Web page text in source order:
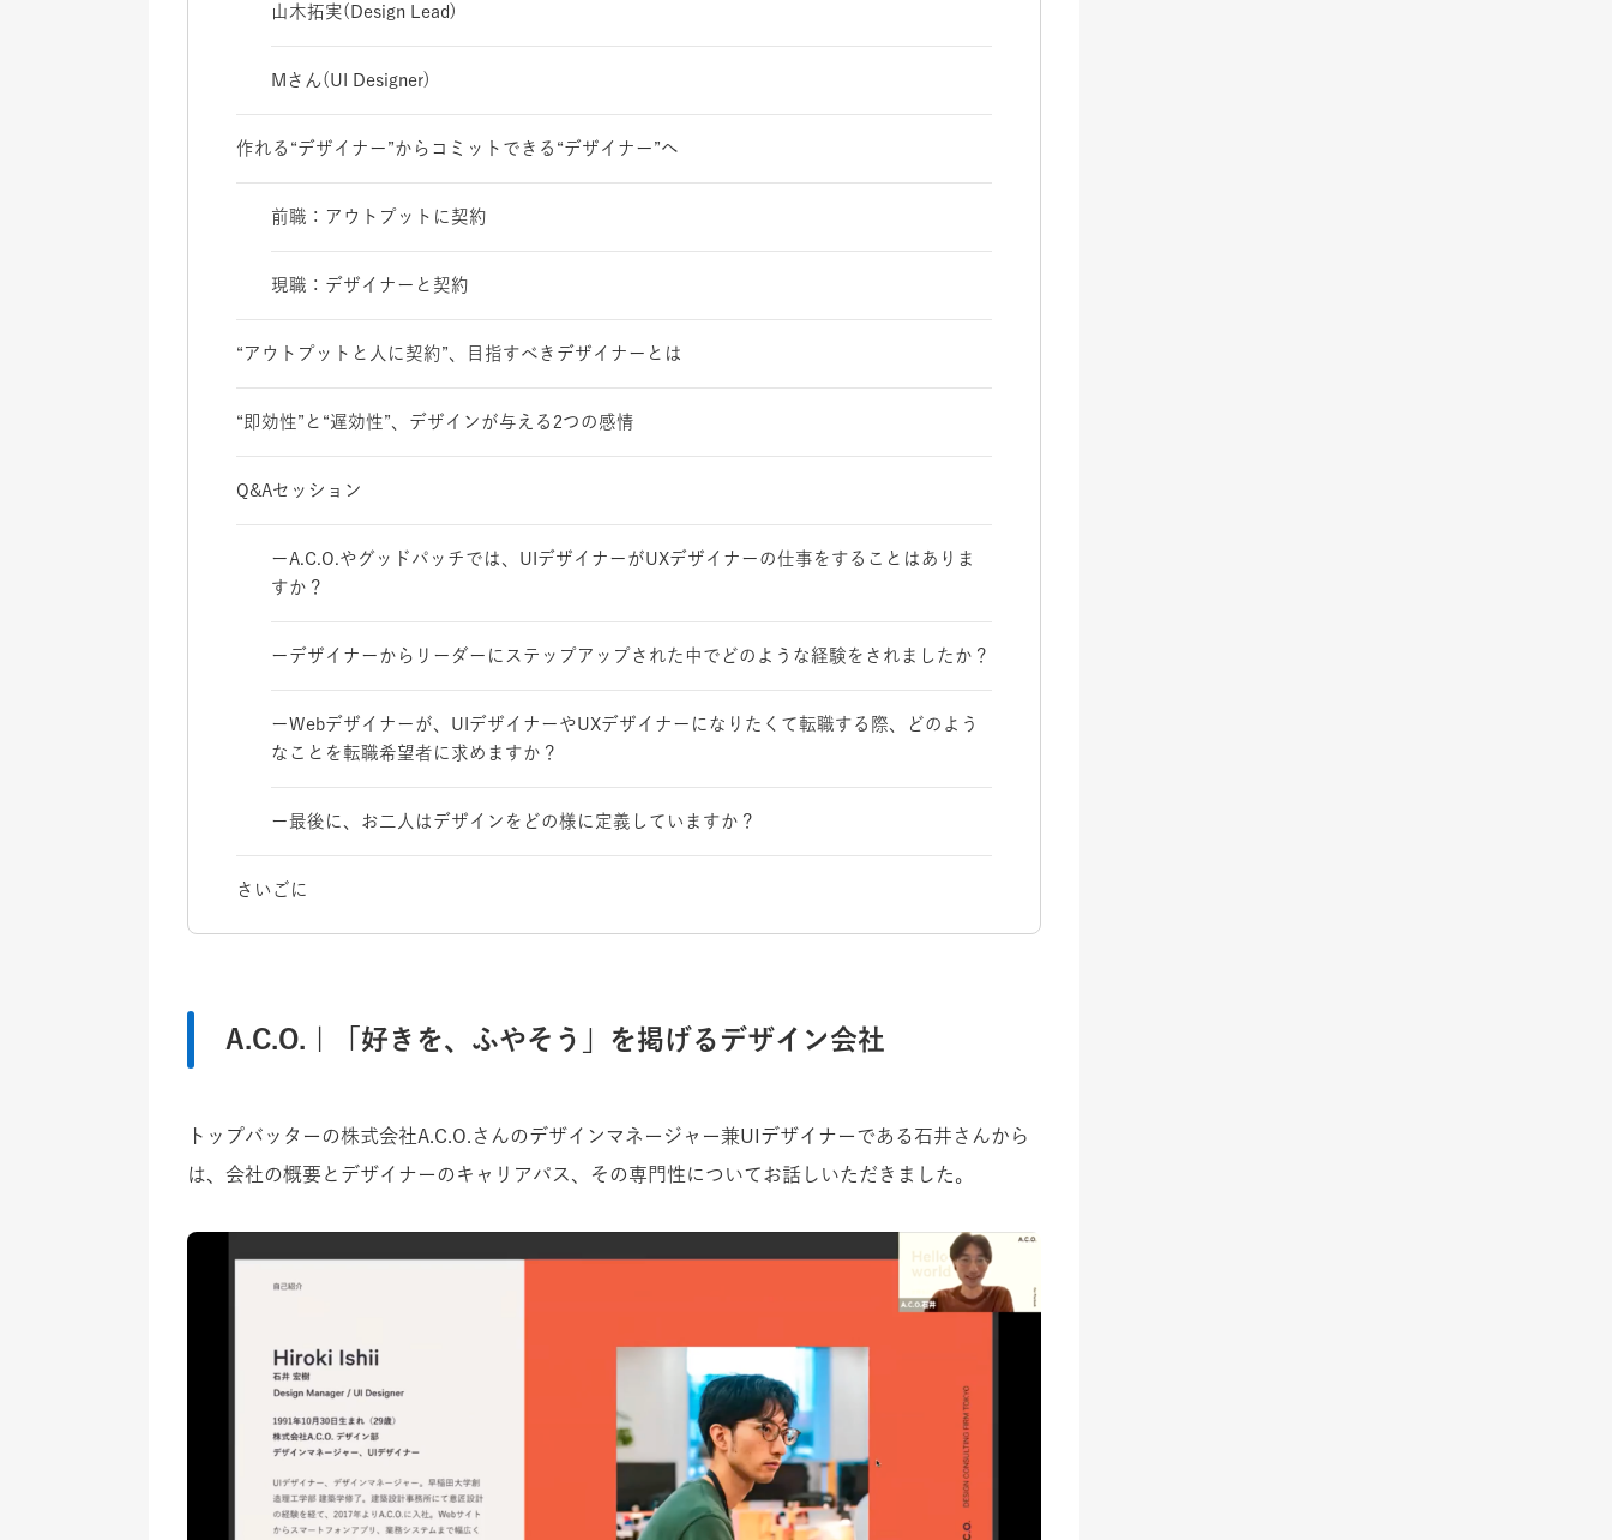
山木拓実(Design Lead)
Mさん(UI Designer)
作れる“デザイナー”からコミットできる“デザイナー”へ
前職：アウトプットに契約
現職：デザイナーと契約
“アウトプットと人に契約”、目指すべきデザイナーとは
“即効性”と“遅効性”、デザインが与える2つの感情
Q&Aセッション
ーA.C.O.やグッドパッチでは、UIデザイナーがUXデザイナーの仕事をすることはありま
すか？
ーデザイナーからリーダーにステップアップされた中でどのような経験をされましたか？
ーWebデザイナーが、UIデザイナーやUXデザイナーになりたくて転職する際、どのよう
なことを転職希望者に求めますか？
ー最後に、お二人はデザインをどの様に定義していますか？
さいごに
A.C.O. | 「好きを、ふやそう」を掲げるデザイン会社
トップバッターの株式会社A.C.O.さんのデザインマネージャー兼UIデザイナーである石井さんから
は、会社の概要とデザイナーのキャリアパス、その専門性についてお話しいただきました。